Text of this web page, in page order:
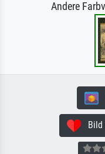
Andere
Bild